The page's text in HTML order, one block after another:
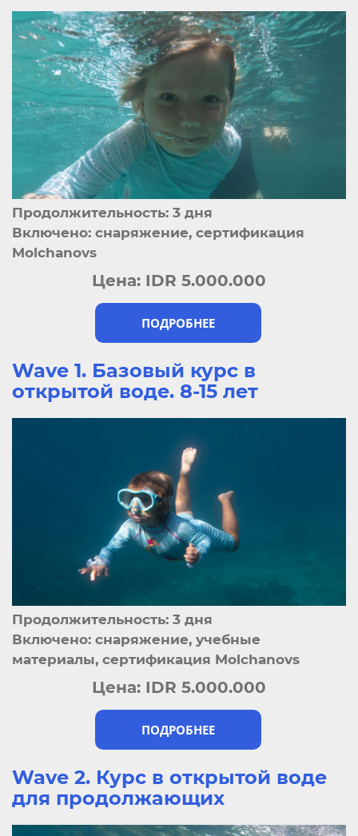
Продолжительность: 3 дня
Включено: снаряжение, сертификация
Molchanovs
ПОДРОБНЕЕ
Цена: IDR 5.000.000
Wave 1. Базовый курс в
открытой воде. 8-15 лет
Продолжительность: 3 дня
Включено: снаряжение, учебные
материалы, сертификация Molchanovs
ПОДРОБНЕЕ
Цена: IDR 5.000.000
Wave 2. Курс в открытой воде
для продолжающих